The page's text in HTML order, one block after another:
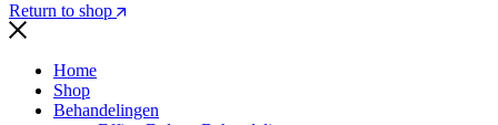
Return to shop
Home
Shop
Behandelingen